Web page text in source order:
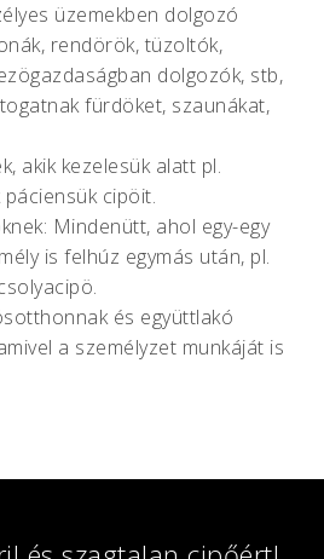
üzemekben dolgozó
rendörök, tüzoltók,
dolgozók, stb,
fürdöket, szaunákat,
akik kezelesük alatt pl.
cipöit.
Mindenütt, ahol egy-egy
is felhúz egymás után, pl.
és együttlakó
a személyzet munkáját is